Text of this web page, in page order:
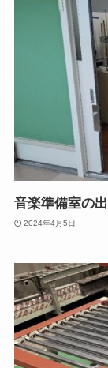
音楽準備室
2024年4月5日